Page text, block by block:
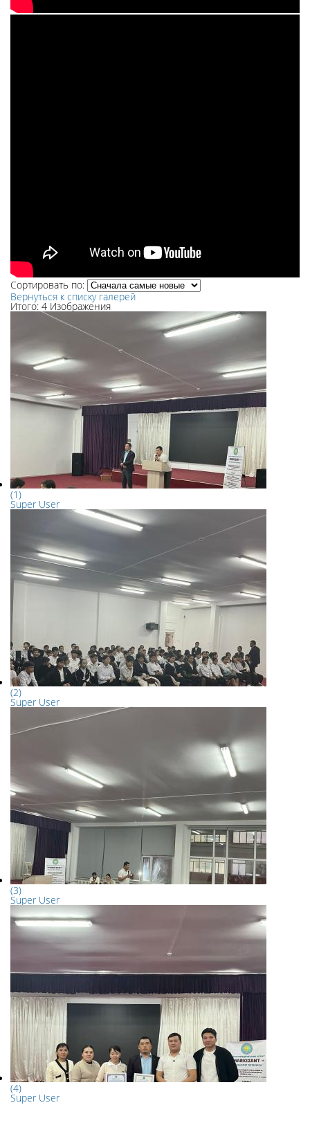
Сортировать по:
Вернуться к списку галерей
Итого: 4 Изображения
(1)
Super User
(2)
Super User
(3)
Super User
(4)
Super User